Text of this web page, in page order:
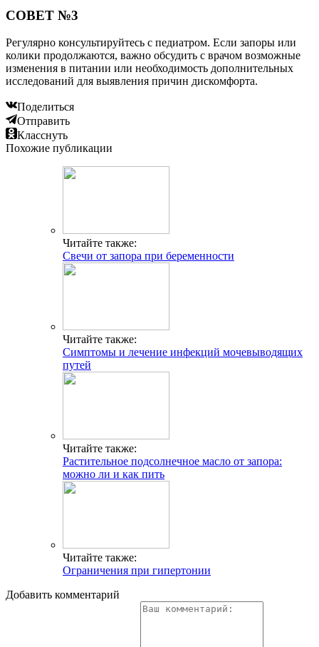
СОВЕТ №3
Регулярно консультируйтесь с педиатром. Если запоры или
колики продолжаются, важно обсудить с врачом возможные
изменения в питании или необходимость дополнительных
исследований для выявления причин дискомфорта.
Поделиться
Отправить
Класснуть
Похожие публикации
Читайте также:
Свечи от запора при беременности
Читайте также:
Симптомы и лечение инфекций мочевыводящих
путей
Читайте также:
Растительное подсолнечное масло от запора:
можно ли и как пить
Читайте также:
Ограничения при гипертонии
Добавить комментарий